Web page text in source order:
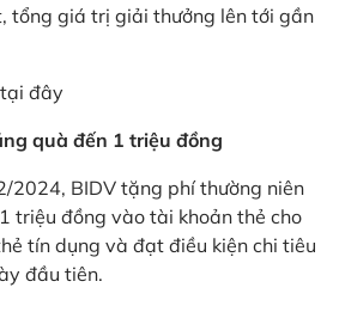
tổng giá trị giải thưởng lên tới gần
tại đây
quà đến 1 triệu đồng
2024, BIDV tặng phí thường niên
triệu đồng vào tài khoản thẻ cho
tín dụng và đạt điều kiện chi tiêu
đầu tiên.